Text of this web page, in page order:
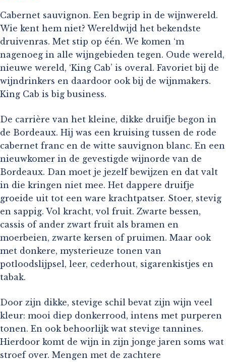
Cabernet sauvignon. Een begrip in de wijnwereld.
Wie kent hem niet? Wereldwijd het bekendste
druivenras. Met stip op één. We komen ‘m
nagenoeg in alle wijngebieden tegen. Oude wereld,
nieuwe wereld, ‘King Cab’ is overal. Favoriet bij de
wijndrinkers en daardoor ook bij de wijnmakers.
King Cab is big business.
De carrière van het kleine, dikke druifje begon in
de Bordeaux. Hij was een kruising tussen de rode
cabernet franc en de witte sauvignon blanc. En een
nieuwkomer in de gevestigde wijnorde van de
Bordeaux. Dan moet je jezelf bewijzen en dat valt
in die kringen niet mee. Het dappere druifje
groeide uit tot een ware krachtpatser. Stoer, stevig
en sappig. Vol kracht, vol fruit. Zwarte bessen,
cassis of ander zwart fruit als bramen en
moerbeien, zwarte kersen of pruimen. Maar ook
met donkere, mysterieuze tonen van
potloodslijpsel, leer, cederhout, sigarenkistjes en
tabak.
Door zijn dikke, stevige schil bevat zijn wijn veel
kleur: mooi diep donkerrood, intens met purperen
tonen. En ook behoorlijk wat stevige tannines.
Hierdoor komt de wijn in zijn jonge jaren soms wat
stroef over. Mengen met de zachtere